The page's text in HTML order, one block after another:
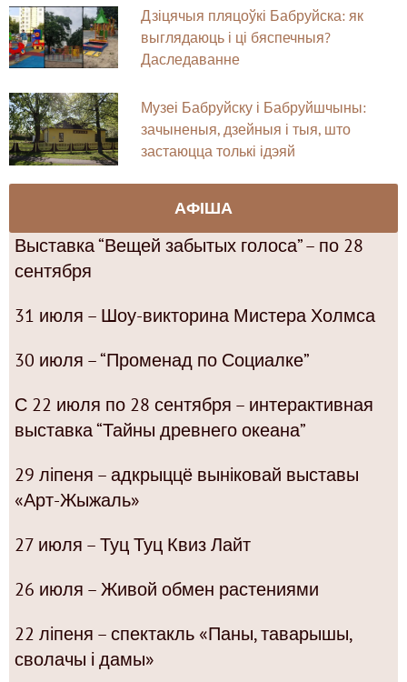
Дзіцячыя пляцоўкі Бабруйска: як
выглядаюць і ці бяспечныя?
Даследаванне
Музеі Бабруйску і Бабруйшчыны:
зачыненыя, дзейныя і тыя, што
застаюцца толькі ідэяй
АФІША
Выставка “Вещей забытых голоса” – по 28
сентября
31 июля – Шоу-викторина Мистера Холмса
30 июля – “Променад по Социалке”
С 22 июля по 28 сентября – интерактивная
выставка “Тайны древнего океана”
29 ліпеня – адкрыццё выніковай выставы
«Арт-Жыжаль»
27 июля – Туц Туц Квиз Лайт
26 июля – Живой обмен растениями
22 ліпеня – спектакль «Паны, таварышы,
сволачы і дамы»